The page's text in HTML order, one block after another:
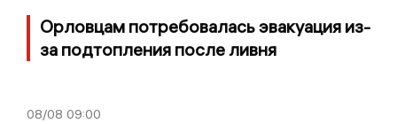
Орловцам потребовалась эвакуация из-
за подтопления после ливня
08/08 09:00